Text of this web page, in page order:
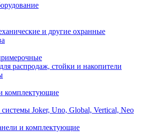
и другие охранные
распродаж, стойки и накопители
комплектующие
Joker, Uno, Global, Vertical, Neo
и комплектующие